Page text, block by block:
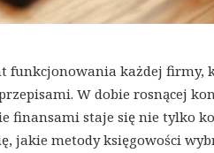
funkcjonowania każdej firmy,
W dobie rosnącej
finansami staje się nie tylko
jakie metody księgowości